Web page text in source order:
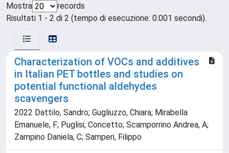
Mostra
records
Risultati 1 - 2 di 2 (tempo di esecuzione: 0.001 secondi).
Characterization of VOCs and additives
in Italian PET bottles and studies on
potential functional aldehydes
scavengers
2022 Dattilo, Sandro; Gugliuzzo, Chiara; Mirabella
Emanuele, F; Puglisi, Concetto; Scamporrino Andrea, A;
Zampino Daniela, C; Samperi, Filippo